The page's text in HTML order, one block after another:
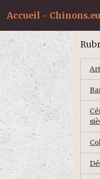
Accueil -